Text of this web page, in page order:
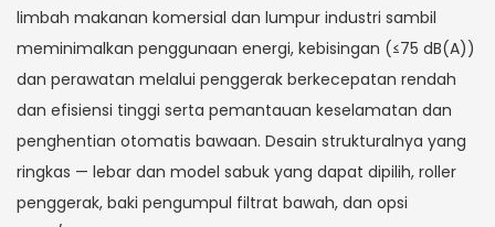
limbah makanan komersial dan lumpur industri sambil
meminimalkan penggunaan energi, kebisingan (≤75 dB(A))
dan perawatan melalui penggerak berkecepatan rendah
dan efisiensi tinggi serta pemantauan keselamatan dan
penghentian otomatis bawaan. Desain strukturalnya yang
ringkas — lebar dan model sabuk yang dapat dipilih, roller
penggerak, baki pengumpul filtrat bawah, dan opsi